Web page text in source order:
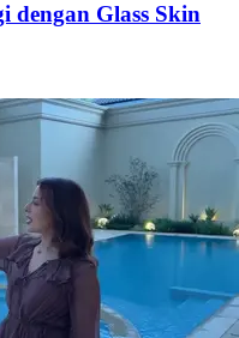
dengan Glass Skin